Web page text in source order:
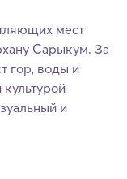
мест
Сарыкум. За
гор, воды и
и